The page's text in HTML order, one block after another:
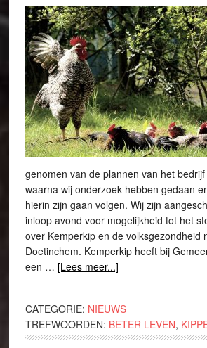
genomen van de plannen van het
waarna wij onderzoek hebben gedaan
hierin zijn gaan volgen. Wij zijn
inloop avond voor mogelijkheid tot het
over Kemperkip en de volksgezondheid
Doetinchem. Kemperkip heeft bij
een … [Lees meer...]
CATEGORIE: NIEUWS
TREFWOORDEN: BETER LEVEN,